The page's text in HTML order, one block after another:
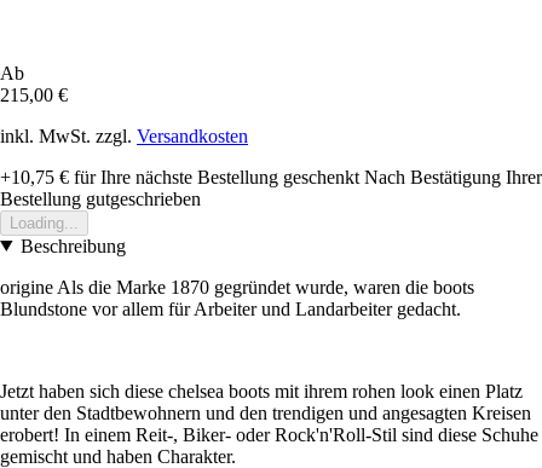
Ab
215,00 €
inkl. MwSt. zzgl. Versandkosten
+10,75 € für Ihre nächste Bestellung geschenkt Nach Bestätigung Ihrer
Bestellung gutgeschrieben
Loading...
Beschreibung
origine Als die Marke 1870 gegründet wurde, waren die boots
Blundstone vor allem für Arbeiter und Landarbeiter gedacht.
Jetzt haben sich diese chelsea boots mit ihrem rohen look einen Platz
unter den Stadtbewohnern und den trendigen und angesagten Kreisen
erobert! In einem Reit-, Biker- oder Rock'n'Roll-Stil sind diese Schuhe
gemischt und haben Charakter.